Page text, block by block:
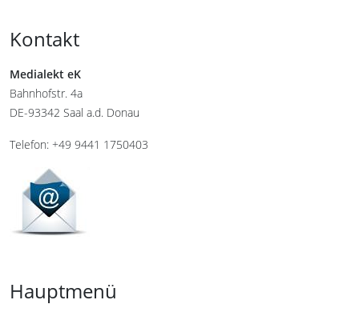
Kontakt
Medialekt eK
Bahnhofstr. 4a
DE-93342 Saal a.d. Donau
Telefon: +49 9441 1750403
Hauptmenü